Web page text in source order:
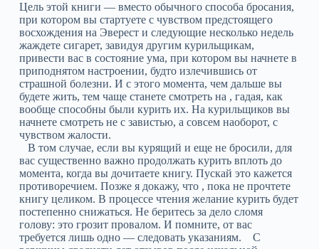
Цель этой книги — вместо обычного способа бросания,
при котором вы стартуете с чувством предстоящего
восхождения на Эверест и следующие несколько недель
жаждете сигарет, завидуя другим курильщикам,
привести вас в состояние ума, при котором вы начнете в
приподнятом настроении, будто излечившись от
страшной болезни. И с этого момента, чем дальше вы
будете жить, тем чаще станете смотреть на , гадая, как
вообще способны были курить их. На курильщиков вы
начнете смотреть не с завистью, а совсем наоборот, с
чувством жалости.
В том случае, если вы курящий и еще не бросили, для
вас существенно важно продолжать курить вплоть до
момента, когда вы дочитаете книгу. Пускай это кажется
противоречием. Позже я докажу, что , пока не прочтете
книгу целиком. В процессе чтения желание курить будет
постепенно снижаться. Не беритесь за дело сломя
голову: это грозит провалом. И помните, от вас
требуется лишь одно — следовать указаниям. С